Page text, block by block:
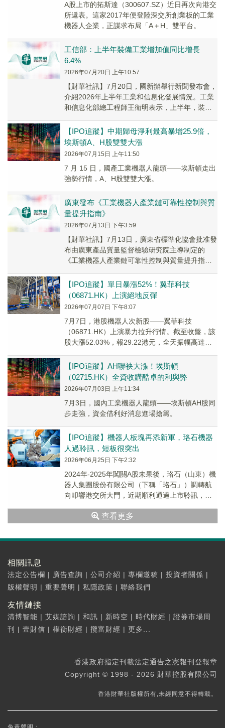
A股上市的拓斯達（300607.SZ）近日再次向港交
所遞表。這家2017年便登陸深交所創業板的工業
機器人企業，正謀求布局「A＋H」雙平台。
工信部：上半年裝備工業增加值同比增長
6.4%
2026年07月20日 上午10:57
【財華社訊】7月20日，國新辦舉行新聞發布會，
介紹2026年上半年工業和信息化發展情況。工業
和信息化部總工程師王衛明表示，上半年，裝備
【IPO追蹤】中期歸母淨利最高暴增25.9倍，
埃斯頓A、H股雙雙大漲
2026年07月15日 上午11:50
7 月 15 日，國產工業機器人龍頭——埃斯頓走出
強勢行情，A、H股雙雙大漲。
廣東發布《工業機器人產業鏈可靠性控制與質
量提升指南》
2026年07月13日 下午3:59
【財華社訊】7月13日，廣東省標準化協會批准發
布由廣東產品質量監督檢驗研究院主導制定的
《工業機器人產業鏈可靠性控制與質量提升指
【IPO追蹤】單日暴漲52%！翼菲科技
（06871.HK）上演絕地反彈
2026年07月07日 下午8:07
7月7日，港股機器人次新股——翼菲科技
（06871.HK）上演暴力拉升行情。截至收盤，該
股大漲52.03%，報29.22港元，全天振幅高達
【IPO追蹤】AH聯袂大漲！埃斯頓
（02715.HK）全資收購酷卓的利與弊
2026年07月03日 上午11:34
7月3日，國內工業機器人龍頭——埃斯頓AH股同
步走強，資金借利好消息進場搶籌。
【IPO追蹤】機器人板塊再添新軍，珞石機器
人過聆訊，短板很突出
2026年06月25日 下午2:32
2024年-2025年闖關A股未果後，珞石（山東）機
器人集團股份有限公司（下稱「珞石」）調轉航
向叩響港交所大門，近期順利通過上市聆訊，距
查看更多
相關訊息
法定公告欄 | 廣告查詢 | 公司介紹 | 專欄邀稿 | 投資者關係 |
版權聲明 | 重要聲明 | 私隱政策 | 聯絡我們
友情鏈接
清博智能 | 艾媒諮詢 | 和訊 | 新時空 | 時代財經 | 證券市場周
刊
| 壹財信 | 權衡財經 | 攬富財經 | 更多...
香港政府指定刊載法定通告之憲報刊登報章
Copyright © 1998 - 2026 財華控股有限公司
香港財華社版權所有,未經同意不得轉載。